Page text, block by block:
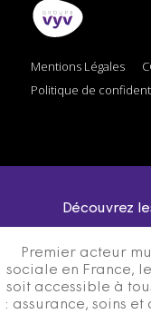
Mentions Légales
Politique de
Découvrez
Premier acteur
sociale en France,
soit accessible à
: assurance, soins